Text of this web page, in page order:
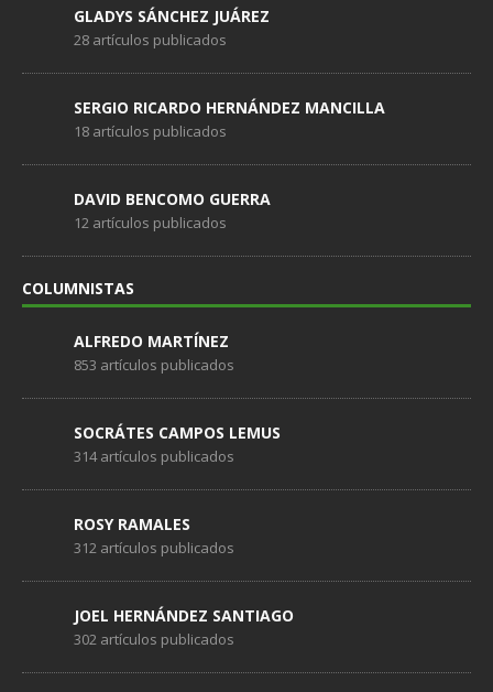
GLADYS SÁNCHEZ JUÁREZ
28 artículos publicados
SERGIO RICARDO HERNÁNDEZ MANCILLA
18 artículos publicados
DAVID BENCOMO GUERRA
12 artículos publicados
COLUMNISTAS
ALFREDO MARTÍNEZ
853 artículos publicados
SOCRÁTES CAMPOS LEMUS
314 artículos publicados
ROSY RAMALES
312 artículos publicados
JOEL HERNÁNDEZ SANTIAGO
302 artículos publicados